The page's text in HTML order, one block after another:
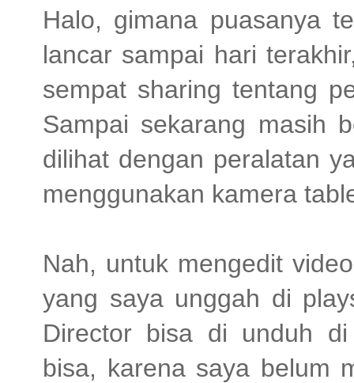
Halo, gimana puasanya
lancar sampai hari
sempat sharing tentang
Sampai sekarang masih
dilihat dengan peralatan
menggunakan kamera
Nah, untuk mengedit
yang saya unggah di
Director bisa di unduh
bisa, karena saya belum